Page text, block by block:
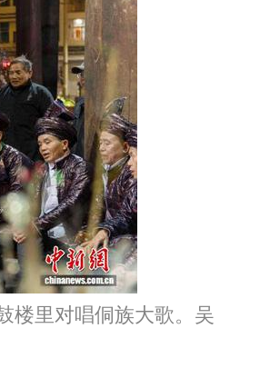
楼里对唱侗族大歌。吴